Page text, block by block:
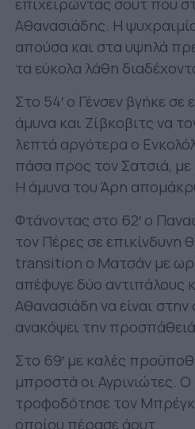
Αθανασιάδης. Η
απούσα και στα υψηλά
τα εύκολα λάθη
Στο 54′ ο Γένσεν βγήκε σε
άμυνα και Ζίβκοβιτς να
λεπτά αργότερα ο
πάσα προς τον Σατσιά,
Η άμυνα του Άρη
Φτάνοντας στο 62′ ο
τον Πέρες σε επικίνδυνη
transition ο Ματσάν με
απέφυγε δύο αντιπάλους
Αθανασιάδη να είναι
ανακόψει την
Στο 69′ με καλές
μπροστά οι Αγρινιώτες. Ο
τροφοδότησε τον
οποίου πέρασε άουτ.